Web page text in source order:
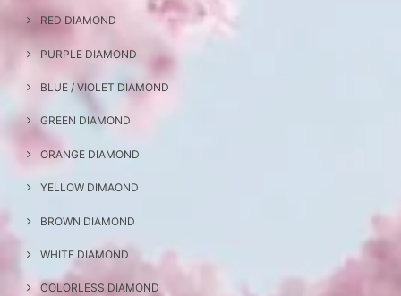
RED DIAMOND
PURPLE DIAMOND
BLUE / VIOLET DIAMOND
GREEN DIAMOND
ORANGE DIAMOND
YELLOW DIMAOND
BROWN DIAMOND
WHITE DIAMOND
COLORLESS DIAMOND